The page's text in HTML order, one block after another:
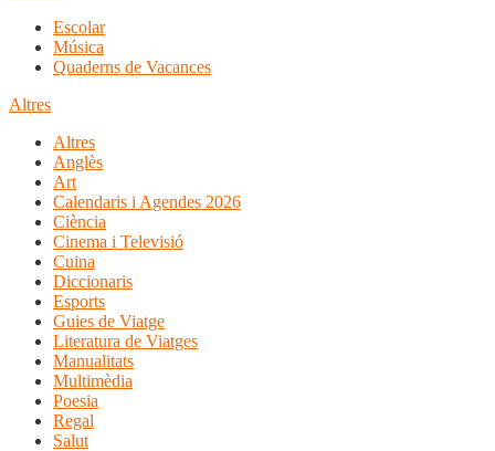
Escolar
Música
Quaderns de Vacances
Altres
Altres
Anglès
Art
Calendaris i Agendes 2026
Ciència
Cinema i Televisió
Cuina
Diccionaris
Esports
Guies de Viatge
Literatura de Viatges
Manualitats
Multimèdia
Poesia
Regal
Salut